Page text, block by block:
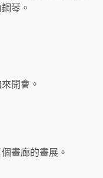
琴。
開會。
畫廊的畫展。